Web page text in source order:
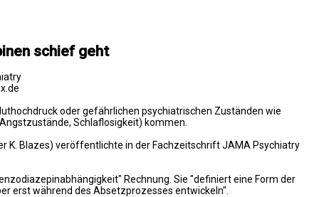
schief geht
oder gefährlichen psychiatrischen Zuständen wie
Schlaflosigkeit) kommen.
K. Blazes) veröffentlichte in der Fachzeitschrift JAMA Psychiatry
Rechnung. Sie "definiert eine Form der
erst während des Absetzprozesses entwickeln".